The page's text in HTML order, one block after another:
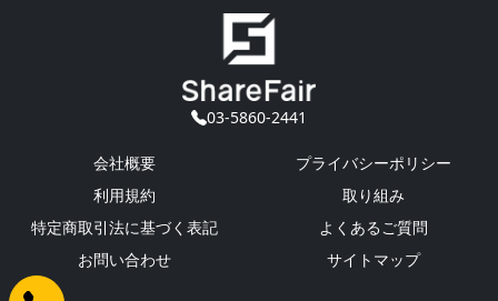
03-5860-2441
会社概要
プライバシーポリシー
利用規約
取り組み
特定商取引法に基づく表記
よくあるご質問
お問い合わせ
サイトマップ